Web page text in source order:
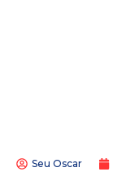
Seu Oscar